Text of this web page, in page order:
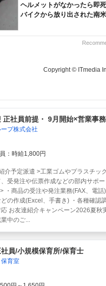
ヘルメットがなかったら即
バイクから放り出された南
Copyright © ITmedia
正社員前提・ 9月開始×営業事務
プ株式会社
：時給1,800円
介予定派遣 >工業ゴムやプラスチッ
受発注や伝票作成などの部内サポ
・商品の受注や発注業務(FAX、電
の作成(Excel、手書き) ・各種確認
お友達紹介キャンペーン2026夏秋
中のご...
社員/小規模保育所/保育士
育室